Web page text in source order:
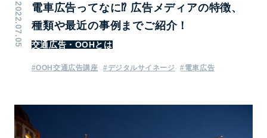
2022.07.05
電車広告ってなに⁉ 広告メディアの特徴、
種類や最近の事例までご紹介！
交通広告・OOHとは
#OOH交通広告講座 #デジタルサイネージ #電車広告